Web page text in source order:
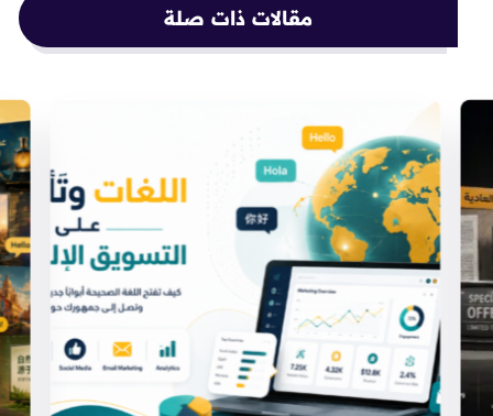
مقالات ذات صلة